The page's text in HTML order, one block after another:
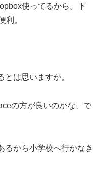
使ってるから。下
利。
とは思いますが。
の方が良いのかな、で
るから小学校へ行かなき